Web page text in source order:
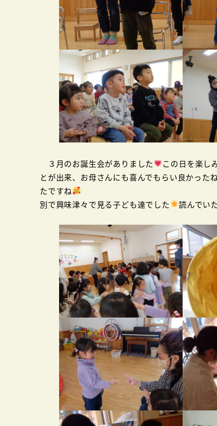
３月のお誕生会がありました
この日を楽し
とが出来、お母さんにも喜んでもらい良かっ
たですね
別で興味津々で見る子ども達でした
読んでい